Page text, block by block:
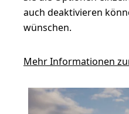
auch deaktivieren
wünschen.
Mehr Informationen